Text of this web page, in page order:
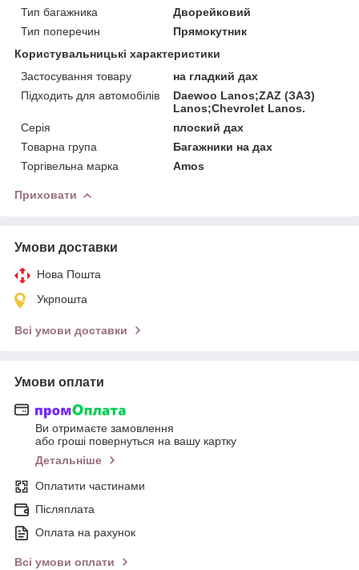
Тип багажника
Дворейковий
Тип поперечин
Прямокутник
Користувальницькі характеристики
Застосування товару
на гладкий дах
Підходить для автомобілів
Daewoo Lanos;ZAZ (ЗАЗ)
Lanos;Chevrolet Lanos.
Серія
плоский дах
Товарна група
Багажники на дах
Торгівельна марка
Amos
Приховати
Умови доставки
Нова Пошта
Укрпошта
Всі умови доставки
Умови оплати
Ви отримаєте замовлення
або гроші повернуться на вашу картку
Детальніше
Оплатити частинами
Післяплата
Оплата на рахунок
Всі умови оплати